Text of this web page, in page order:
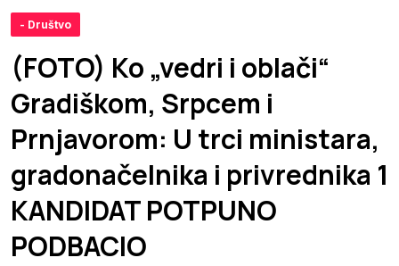
- Društvo
(FOTO) Ko „vedri i oblači“
Gradiškom, Srpcem i
Prnjavorom: U trci ministara,
gradonačelnika i privrednika 1
KANDIDAT POTPUNO
PODBACIO